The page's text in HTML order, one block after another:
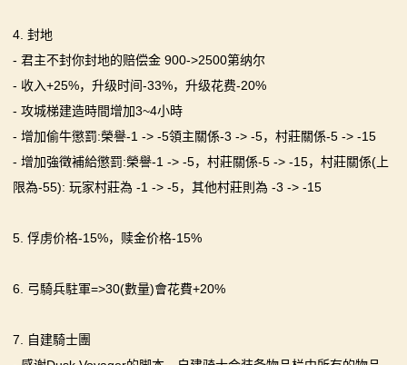
4. 封地
- 君主不封你封地的赔偿金 900->2500第纳尔
- 收入+25%，升级时间-33%，升级花费-20%
- 攻城梯建造時間增加3~4小時
- 增加偷牛懲罰:榮譽-1 -> -5領主關係-3 -> -5，村莊關係-5 -> -15
- 增加強徵補給懲罰:榮譽-1 -> -5，村莊關係-5 -> -15，村莊關係(上
限為-55): 玩家村莊為 -1 -> -5，其他村莊則為 -3 -> -15
5. 俘虏价格-15%，赎金价格-15%
6. 弓騎兵駐軍=>30(數量)會花費+20%
7. 自建騎士團